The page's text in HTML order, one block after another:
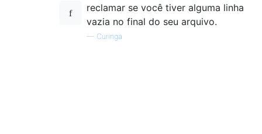
reclamar se você tiver alguma linha
vazia no final do seu arquivo.
— Curinga